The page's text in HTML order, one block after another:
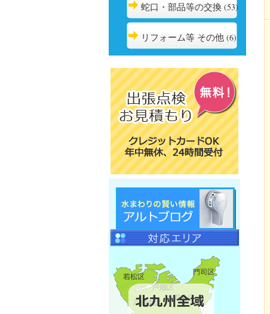
蛇口・部品等の交換 (53)
リフォーム等 その他 (6)